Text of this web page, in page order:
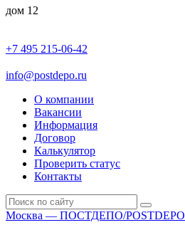
дом 12
+7 495 215-06-42
info@postdepo.ru
О компании
Вакансии
Информация
Договор
Калькулятор
Проверить статус
Контакты
Москва — ПОСТДЕПО/POSTDEPO